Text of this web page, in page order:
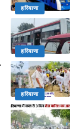
हरियाणा
हरियाणा
हरियाणा